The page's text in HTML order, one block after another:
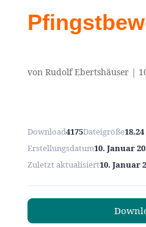
von Rudolf Ebertshäuser|
Download4175Dateigröße
Erstellungsdatum10. Januar
Zuletzt aktualisiert10. Januar